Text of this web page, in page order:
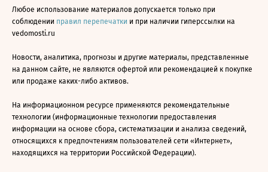
Любое использование материалов допускается только при
соблюдении правил перепечатки и при наличии гиперссылки на
vedomosti.ru
Новости, аналитика, прогнозы и другие материалы, представленные
на данном сайте, не являются офертой или рекомендацией к покупке
или продаже каких-либо активов.
На информационном ресурсе применяются рекомендательные
технологии (информационные технологии предоставления
информации на основе сбора, систематизации и анализа сведений,
относящихся к предпочтениям пользователей сети «Интернет»,
находящихся на территории Российской Федерации).